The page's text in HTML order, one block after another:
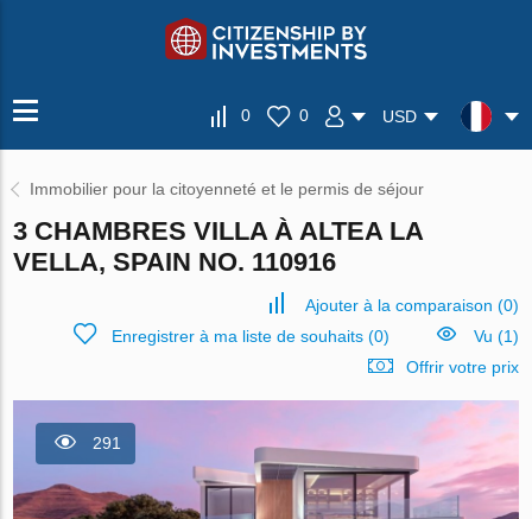
0 0 USD
Immobilier pour la citoyenneté et le permis de séjour
3 CHAMBRES VILLA À ALTEA LA
VELLA, SPAIN NO. 110916
Ajouter à la comparaison (0)
Enregistrer à ma liste de souhaits(0)
Vu (1)
Offrir votre prix
291